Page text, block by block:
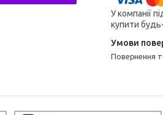
У компанії
купити
повернення